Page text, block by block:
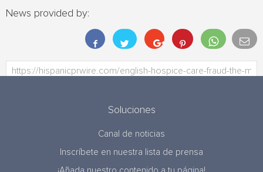
News provided by:
Soluciones
Canal de noticias
Inscríbete en nuestra lista de prensa